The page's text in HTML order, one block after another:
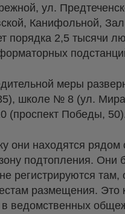
ул.
Канифольной,
порядка 2,5 тысячи
меры
школе № 8 (ул.
(проспект Победы,
они находятся
подтопления. Они
регистрируются там,
размещения.
ведомственных